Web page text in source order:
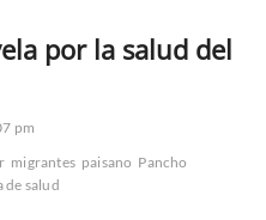
por la salud del
pm
migrantes paisano Pancho
de salud